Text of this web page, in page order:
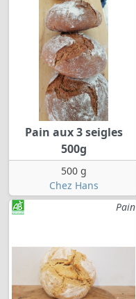
Pain aux 3 seigles
500g
500 g
Chez Hans
Pain